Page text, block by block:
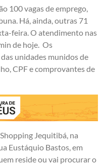
100 vagas de emprego,
Há, ainda, outras 71
feira. O atendimento nas
de hoje. Os
unidades munidos de
CPF e comprovantes de
Jequitibá, na
Eustáquio Bastos, em
reside ou vai procurar o